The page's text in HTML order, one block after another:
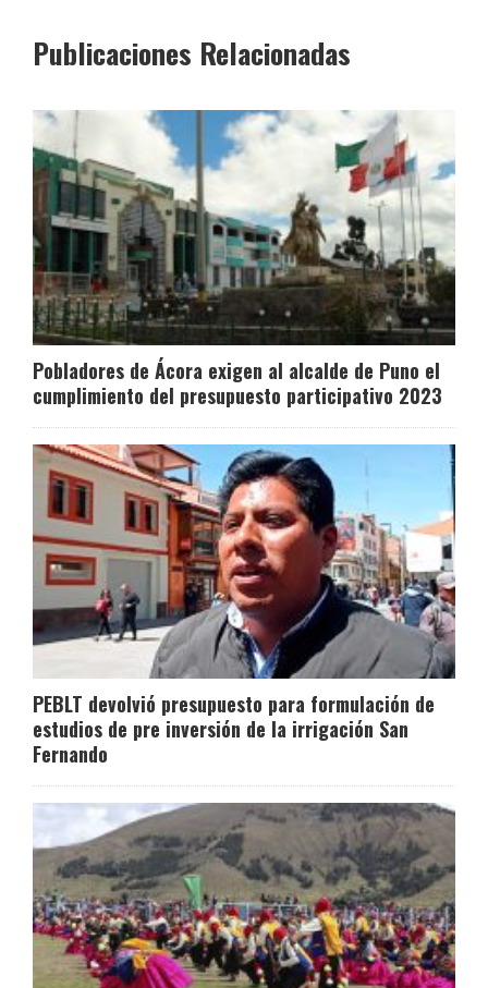
Publicaciones Relacionadas
Pobladores de Ácora exigen al alcalde de Puno el
cumplimiento del presupuesto participativo 2023
PEBLT devolvió presupuesto para formulación de
estudios de pre inversión de la irrigación San
Fernando